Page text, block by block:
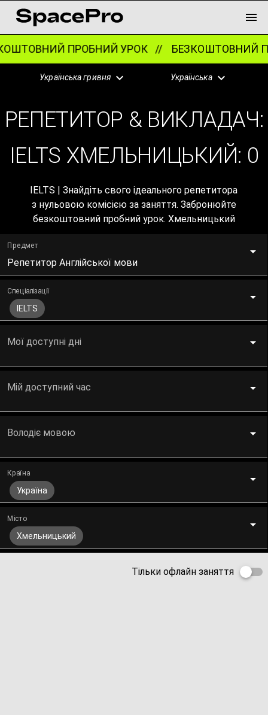
ПРОБНИЙ УРОК //БЕЗКОШТОВНИЙ
Українська гривня Українська
РЕПЕТИТОР & ВИКЛАДАЧ:
IELTS ХМЕЛЬНИЦЬКИЙ: 0
IELTS | Знайдіть свого ідеального репетитора
з нульовою комісією за заняття. Забронюйте
безкоштовний пробний урок. Хмельницький
Предмет
Репетитор Англійської мови
Спеціалізації
IELTS
Мої доступні дні
Мій доступний час
Володіє мовою
Країна
Україна
Місто
Хмельницький
Тільки офлайн заняття